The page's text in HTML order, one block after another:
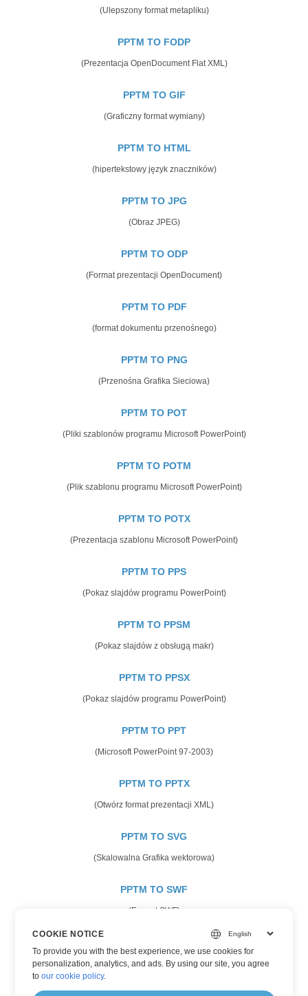
(Ulepszony format metapliku)
PPTM TO FODP
(Prezentacja OpenDocument Flat XML)
PPTM TO GIF
(Graficzny format wymiany)
PPTM TO HTML
(hipertekstowy język znaczników)
PPTM TO JPG
(Obraz JPEG)
PPTM TO ODP
(Format prezentacji OpenDocument)
PPTM TO PDF
(format dokumentu przenośnego)
PPTM TO PNG
(Przenośna Grafika Sieciowa)
PPTM TO POT
(Pliki szablonów programu Microsoft PowerPoint)
PPTM TO POTM
(Plik szablonu programu Microsoft PowerPoint)
PPTM TO POTX
(Prezentacja szablonu Microsoft PowerPoint)
PPTM TO PPS
(Pokaz slajdów programu PowerPoint)
PPTM TO PPSM
(Pokaz slajdów z obsługą makr)
PPTM TO PPSX
(Pokaz slajdów programu PowerPoint)
PPTM TO PPT
(Microsoft PowerPoint 97-2003)
PPTM TO PPTX
(Otwórz format prezentacji XML)
PPTM TO SVG
(Skalowalna Grafika wektorowa)
PPTM TO SWF
(Format SWF)
(Oznaczony format obrazu)
COOKIE NOTICE
To provide you with the best experience, we use cookies for
personalization, analytics, and ads. By using our site, you agree
toour cookie policy.